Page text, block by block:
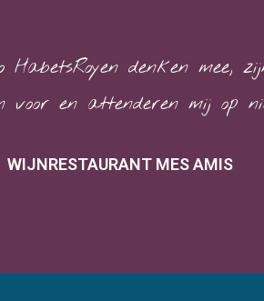
HabetsRoyen denken mee,
voor en attenderen mij op
WIJNRESTAURANT MES AMIS